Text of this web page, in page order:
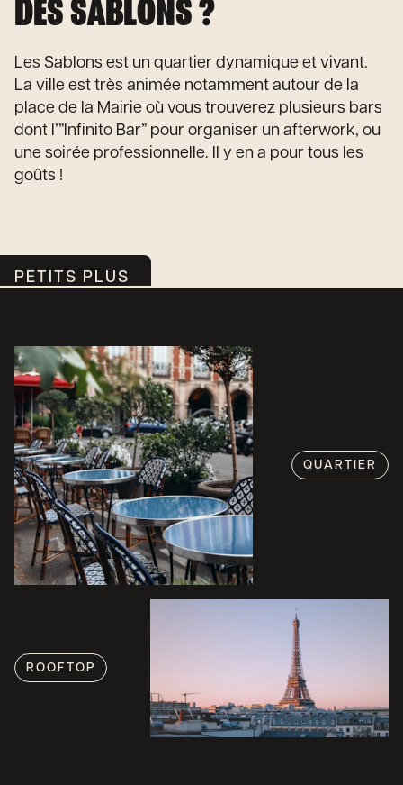
DES SABLONS ?
Les Sablons est un quartier dynamique et vivant.
La ville est très animée notamment autour de la
place de la Mairie où vous trouverez plusieurs bars
dont l’”Infinito Bar” pour organiser un afterwork, ou
une soirée professionnelle. Il y en a pour tous les
goûts !
PETITS PLUS
QUARTIER
ROOFTOP